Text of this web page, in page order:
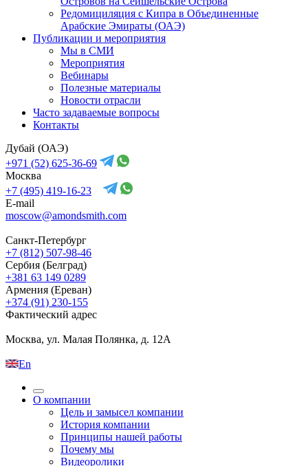
Редомициляция с Кипра в Объединенные
Арабские Эмираты (ОАЭ)
Публикации и мероприятия
Мы в СМИ
Мероприятия
Вебинары
Полезные материалы
Новости отрасли
Часто задаваемые вопросы
Контакты
Дубай (ОАЭ)
+971 (52) 625-36-69
Москва
+7 (495) 419-16-23
E-mail
moscow@amondsmith.com
Санкт-Петербург
+7 (812) 507-98-46
Сербия (Белград)
+381 63 149 0289
Армения (Ереван)
+374 (91) 230-155
Фактический адрес
Москва, ул. Малая Полянка, д. 12А
En
О компании
Цель и замысел компании
История компании
Принципы нашей работы
Почему мы
Видеоролики